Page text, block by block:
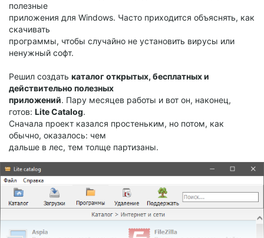
полезные
приложения для Windows. Часто приходится объяснять, как
скачивать
программы, чтобы случайно не установить вирусы или
ненужный софт.
Решил создать каталог открытых, бесплатных и
действительно полезных
приложений. Пару месяцев работы и вот он, наконец,
готов: Lite Catalog.
Сначала проект казался простеньким, но потом, как
обычно, оказалось: чем
дальше в лес, тем толще партизаны.